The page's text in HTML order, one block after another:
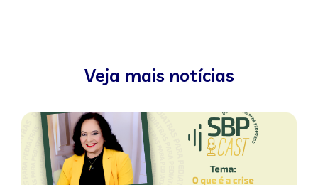
Veja mais notícias